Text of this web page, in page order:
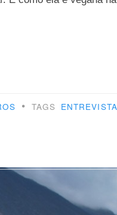
• TAGS ENTREVISTA